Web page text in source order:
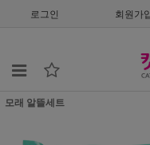
로그인 회원가
모래 알뜰세트